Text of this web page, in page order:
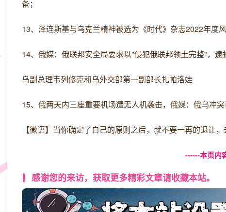
备；
13、泽连斯基与乌克兰精神被选为《时代》杂志2022年度风
14、俄媒：俄联邦安全局要求以"侵犯俄联邦领土完整"，
乌副总理韦列修克和乌外交部第一副部长扎帕洛娃
15、俄两天内三座重要机场遭无人机袭击，俄媒：俄乌冲
【微语】当你确定了自己的原则之后，就不要一再的退让
------本页内
感谢您的来访，获取更多精彩文章请收藏本站。